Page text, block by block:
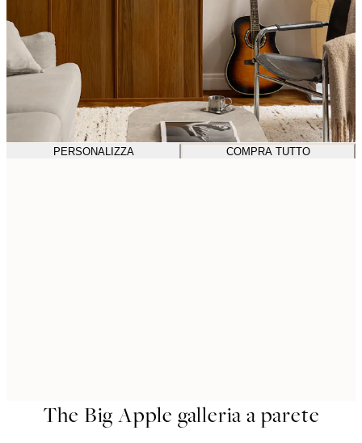
PERSONALIZZA COMPRA TUTTO
The Big Apple galleria a parete